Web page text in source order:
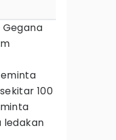
Gegana
100
ledakan